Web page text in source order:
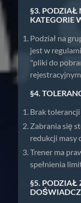
§3. PODZIAŁ
KATEGORIE
Podział na
jest w
"pliki do
rejestracyjnym
§4.
Brak
Zabrania się
redukcji masy
Trener ma
spełnienia
§5. PODZIAŁ